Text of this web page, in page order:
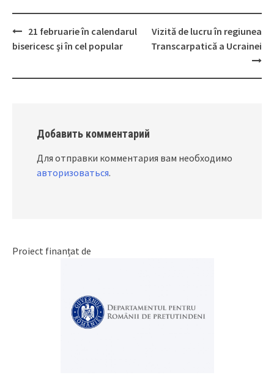
Post
21 februarie în calendarul
bisericesc şi în cel popular
Vizită de lucru în regiunea
Transcarpatică a Ucrainei
Добавить комментарий
Для отправки комментария вам необходимо
авторизоваться.
Proiect finanțat de